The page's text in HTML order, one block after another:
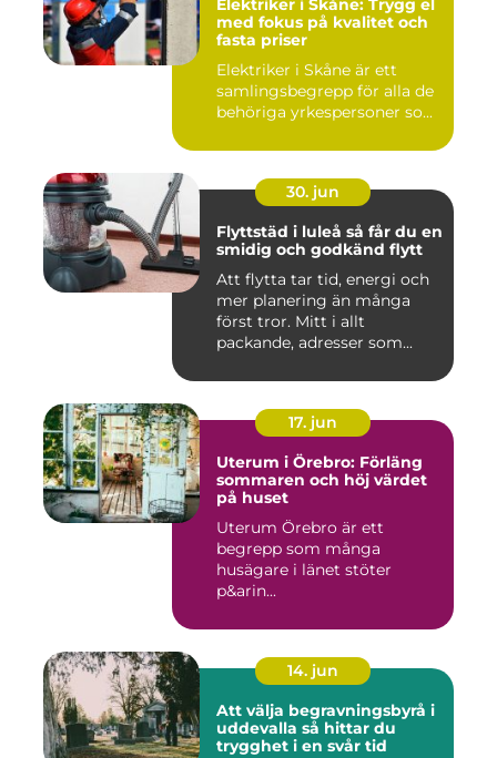
Elektriker i Skåne: Trygg el
med fokus på kvalitet och
fasta priser
Elektriker i Skåne är ett
samlingsbegrepp för alla de
behöriga yrkespersoner so...
30. jun
Flyttstäd i luleå så får du en
smidig och godkänd flytt
Att flytta tar tid, energi och
mer planering än många
först tror. Mitt i allt
packande, adresser som...
17. jun
Uterum i Örebro: Förläng
sommaren och höj värdet
på huset
Uterum Örebro är ett
begrepp som många
husägare i länet stöter
p&arin...
14. jun
Att välja begravningsbyrå i
uddevalla så hittar du
trygghet i en svår tid